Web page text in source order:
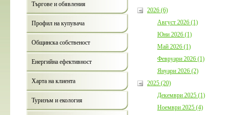
Търгове и обявления
Профил на купувача
Общинска собственост
Енергийна ефективност
Харта на клиента
Туризъм и екология
2026 (6)
Август 2026 (1)
Юни 2026 (1)
Май 2026 (1)
Февруари 2026 (1)
Януари 2026 (2)
2025 (20)
Декември 2025 (1)
Ноември 2025 (4)